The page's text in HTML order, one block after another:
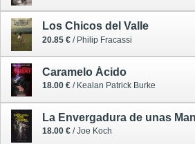
Los Chicos del Valle
20.85 € / Philip Fracassi
Caramelo Ácido
18.00 € / Kealan Patrick Burke
La Envergadura de unas
18.00 € / Joe Koch